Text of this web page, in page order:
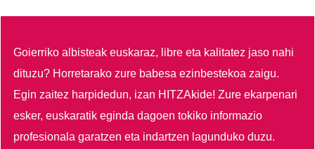
Goierriko albisteak euskaraz, libre eta kalitatez jaso nahi
dituzu? Horretarako zure babesa ezinbestekoa zaigu.
Egin zaitez harpidedun, izan HITZAkide!Zure ekarpenari
esker, euskaratik eginda dagoen tokiko informazio
profesionala garatzen eta indartzen lagunduko duzu.